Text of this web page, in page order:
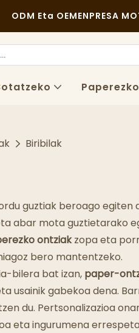
ODM Eta OEMENPRESA
Okindegia
Koilara Koipetsua
Mamu Jatetxeak
Biribilak
guztiak beroago egiten
abar mota guztietarako
ontziakzopa eta
bero mantentzeko.
bilera bat izan, paper-
usainik gabekoa dena.
du. Pertsonalizazioa
eta ingurumena